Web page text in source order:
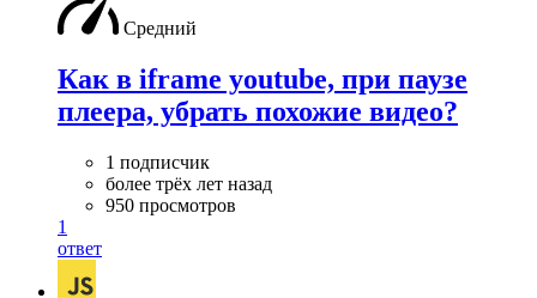
Средний
Как в iframe youtube, при паузе
плеера, убрать похожие видео?
1 подписчик
более трёх лет назад
950 просмотров
1
ответ